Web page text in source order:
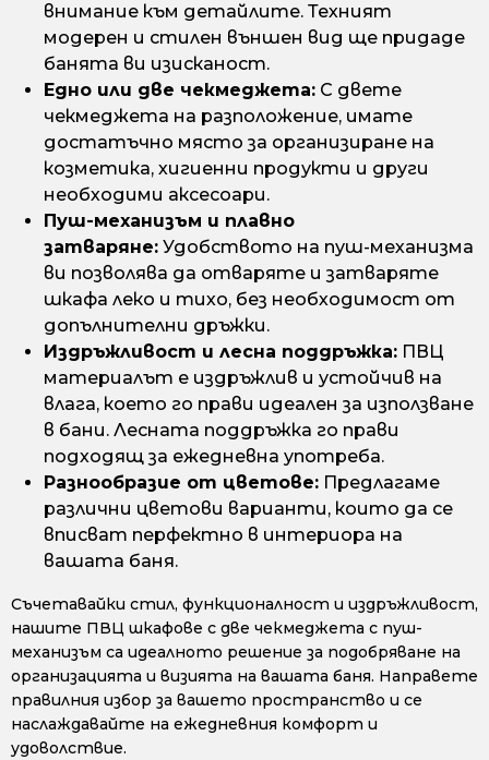
внимание към детайлите. Техният
модерен и стилен външен вид ще придаде
банята ви изисканост.
Едно или две чекмеджета: С двете
чекмеджета на разположение, имате
достатъчно място за организиране на
козметика, хигиенни продукти и други
необходими аксесоари.
Пуш-механизъм и плавно
затваряне: Удобството на пуш-механизма
ви позволява да отваряте и затваряте
шкафа леко и тихо, без необходимост от
допълнителни дръжки.
Издръжливост и лесна поддръжка: ПВЦ
материалът е издръжлив и устойчив на
влага, което го прави идеален за използване
в бани. Лесната поддръжка го прави
подходящ за ежедневна употреба.
Разнообразие от цветове: Предлагаме
различни цветови варианти, които да се
вписват перфектно в интериора на
вашата баня.
Съчетавайки стил, функционалност и издръжливост,
нашите ПВЦ шкафове с две чекмеджета с пуш-
механизъм са идеалното решение за подобряване на
организацията и визията на вашата баня. Направете
правилния избор за вашето пространство и се
наслаждавайте на ежедневния комфорт и
удоволствие.